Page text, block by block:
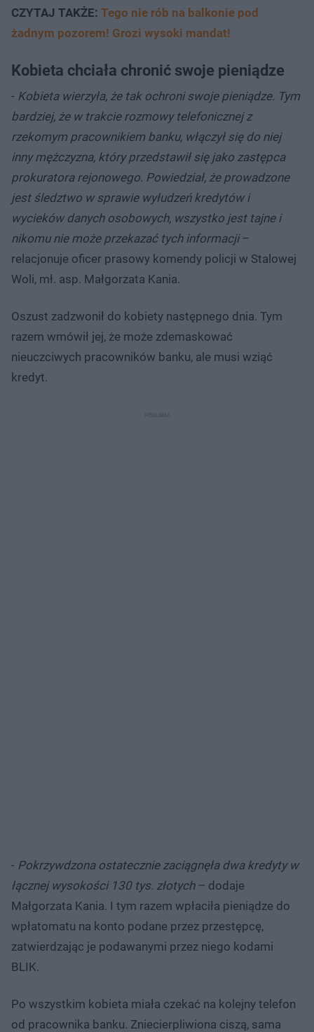
CZYTAJ TAKŻE: Tego nie rób na balkonie pod
żadnym pozorem! Grozi wysoki mandat!
Kobieta chciała chronić swoje pieniądze
- Kobieta wierzyła, że tak ochroni swoje pieniądze. Tym
bardziej, że w trakcie rozmowy telefonicznej z
rzekomym pracownikiem banku, włączył się do niej
inny mężczyzna, który przedstawił się jako zastępca
prokuratora rejonowego. Powiedział, że prowadzone
jest śledztwo w sprawie wyłudzeń kredytów i
wycieków danych osobowych, wszystko jest tajne i
nikomu nie może przekazać tych informacji–
relacjonuje oficer prasowy komendy policji w Stalowej
Woli, mł. asp. Małgorzata Kania.
Oszust zadzwonił do kobiety następnego dnia. Tym
razem wmówił jej, że może zdemaskować
nieuczciwych pracowników banku, ale musi wziąć
kredyt.
- Pokrzywdzona ostatecznie zaciągnęła dwa kredyty w
łącznej wysokości 130 tys. złotych– dodaje
Małgorzata Kania. I tym razem wpłaciła pieniądze do
wpłatomatu na konto podane przez przestępcę,
zatwierdzając je podawanymi przez niego kodami
BLIK.
Po wszystkim kobieta miała czekać na kolejny telefon
od pracownika banku. Zniecierpliwiona ciszą, sama